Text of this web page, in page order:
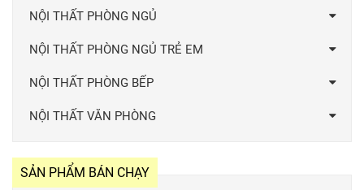
NỘI THẤT PHÒNG NGỦ
NỘI THẤT PHÒNG NGỦ TRẺ EM
NỘI THẤT PHÒNG BẾP
NỘI THẤT VĂN PHÒNG
SẢN PHẨM BÁN CHẠY